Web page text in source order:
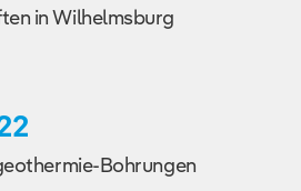
in Wilhelmsburg
Bohrungen